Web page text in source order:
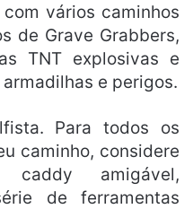
vários caminhos
de Grave Grabbers,
TNT explosivas e
e perigos.
Para todos os
caminho, considere
amigável,
de ferramentas